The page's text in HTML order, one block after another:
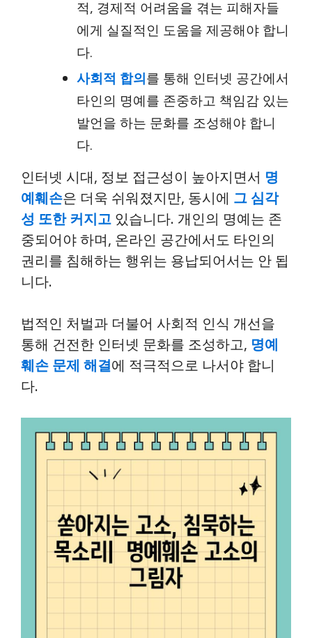
적, 경제적 어려움을 겪는 피해자들
에게 실질적인 도움을 제공해야 합니
다.
사회적 합의를 통해 인터넷 공간에서
타인의 명예를 존중하고 책임감 있는
발언을 하는 문화를 조성해야 합니
다.
인터넷 시대, 정보 접근성이 높아지면서 명
예훼손은 더욱 쉬워졌지만, 동시에 그 심각
성 또한 커지고 있습니다. 개인의 명예는 존
중되어야 하며, 온라인 공간에서도 타인의
권리를 침해하는 행위는 용납되어서는 안 됩
니다.
법적인 처벌과 더불어 사회적 인식 개선을
통해 건전한 인터넷 문화를 조성하고, 명예
훼손 문제 해결에 적극적으로 나서야 합니
다.